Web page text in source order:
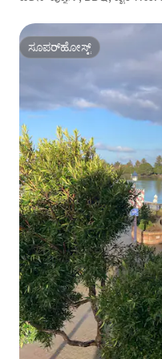
ಸೂಪರ್‌ಹೋಸ್ಟ್
ಸೂಪರ್‌ಹೋಸ್ಟ್